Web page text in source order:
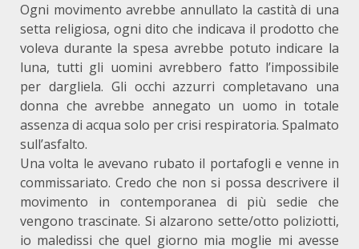
Ogni movimento avrebbe annullato la castità di una
setta religiosa, ogni dito che indicava il prodotto che
voleva durante la spesa avrebbe potuto indicare la
luna, tutti gli uomini avrebbero fatto l’impossibile
per dargliela. Gli occhi azzurri completavano una
donna che avrebbe annegato un uomo in totale
assenza di acqua solo per crisi respiratoria. Spalmato
sull’asfalto.
Una volta le avevano rubato il portafogli e venne in
commissariato. Credo che non si possa descrivere il
movimento in contemporanea di più sedie che
vengono trascinate. Si alzarono sette/otto poliziotti,
io maledissi che quel giorno mia moglie mi avesse